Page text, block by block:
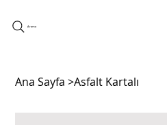
Arama
Ana Sayfa >Asfalt Kartalı